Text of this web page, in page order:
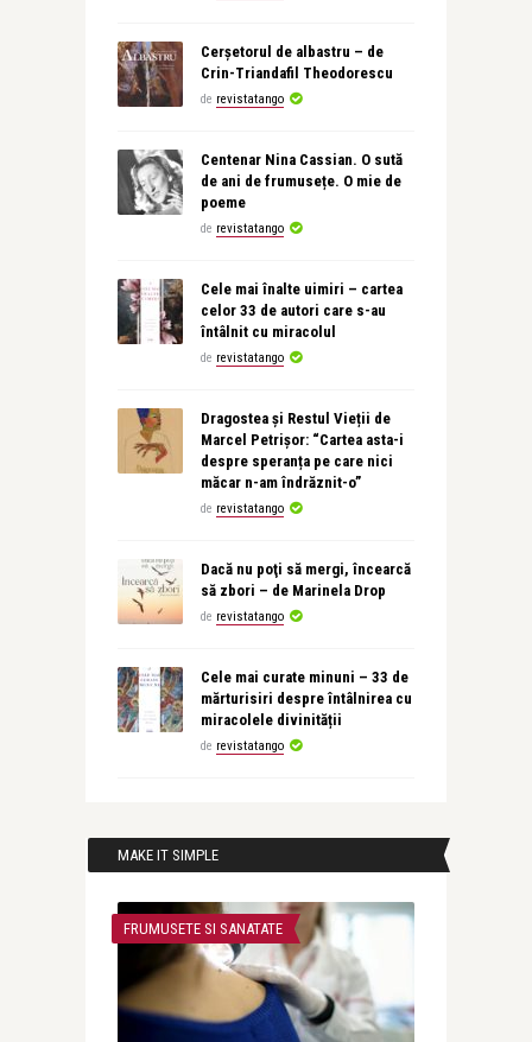
Cerșetorul de albastru – de
Crin-Triandafil Theodorescu
de revistatango
Centenar Nina Cassian. O sută
de ani de frumusețe. O mie de
poeme
de revistatango
Cele mai înalte uimiri – cartea
celor 33 de autori care s-au
întâlnit cu miracolul
de revistatango
Dragostea și Restul Vieții de
Marcel Petrișor: “Cartea asta-i
despre speranța pe care nici
măcar n-am îndrăznit-o”
de revistatango
Dacă nu poţi să mergi, încearcă
să zbori – de Marinela Drop
de revistatango
Cele mai curate minuni – 33 de
mărturisiri despre întâlnirea cu
miracolele divinității
de revistatango
MAKE IT SIMPLE
FRUMUSETE SI SANATATE